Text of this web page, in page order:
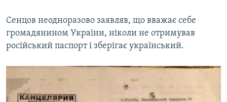
Сенцов неодноразово заявляв, що вважає себе
громадянином України, ніколи не отримував
російський паспорт і зберігає український.